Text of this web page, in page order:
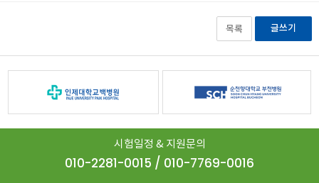
목록 글쓰기
시험일정 & 지원문의
010-2281-0015 / 010-7769-0016